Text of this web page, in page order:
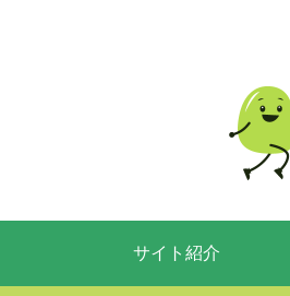
サイト紹介